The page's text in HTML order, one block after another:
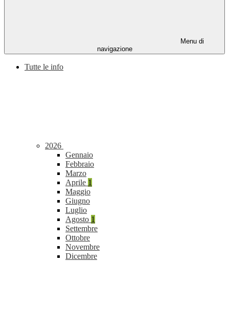
Menu di
navigazione
Tutte le info
2026
Gennaio
Febbraio
Marzo
Aprile 1
Maggio
Giugno
Luglio
Agosto 1
Settembre
Ottobre
Novembre
Dicembre